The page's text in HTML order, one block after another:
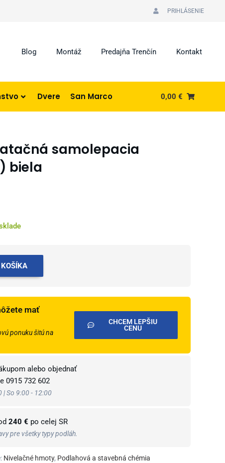
PRIHLÁSENIE
Blog Montáž Predajňa Trenčín Kontakt
Dvere San Marco 0,00€
samolepacia
biela
mať
ponuku šitú na
CHCEM LEPŠIU
CENU
alebo objednať
0915 732 602
| So 9:00 - 12:00
240 € po celej SR
pre všetky typy podláh.
Nivelačné hmoty, Podlahová a stavebná chémia